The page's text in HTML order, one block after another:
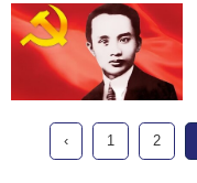
‹ 1 2